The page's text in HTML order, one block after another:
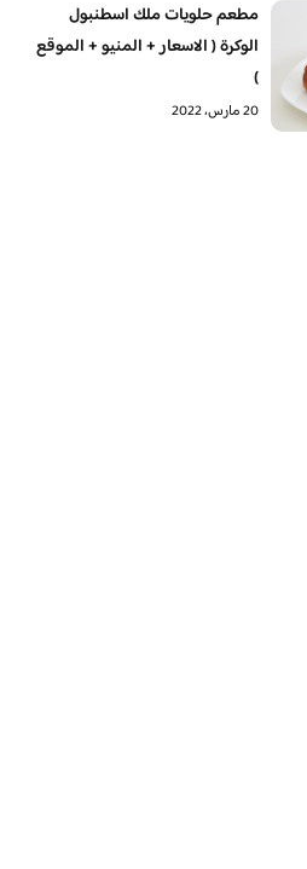
‏مطعم حلويات ملك اسطنبول
الوكرة ( الاسعار + المنيو + الموقع
)
20 مارس، 2022